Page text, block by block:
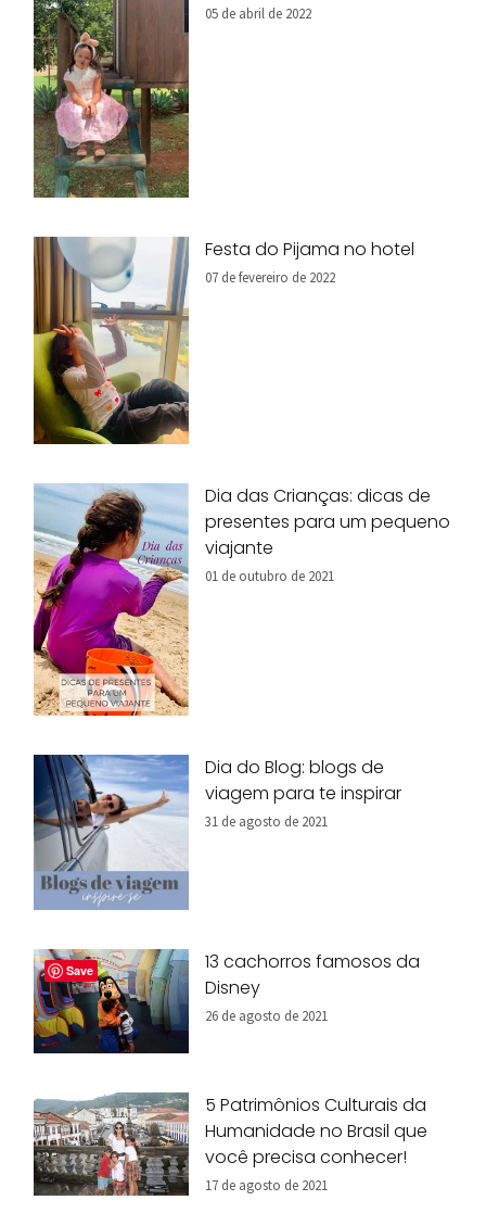
05 de abril de 2022
Festa do Pijama no hotel
07 de fevereiro de 2022
Dia das Crianças: dicas de
presentes para um pequeno
viajante
01 de outubro de 2021
Dia do Blog: blogs de
viagem para te inspirar
31 de agosto de 2021
13 cachorros famosos da
Disney
26 de agosto de 2021
5 Patrimônios Culturais da
Humanidade no Brasil que
você precisa conhecer!
17 de agosto de 2021
Save